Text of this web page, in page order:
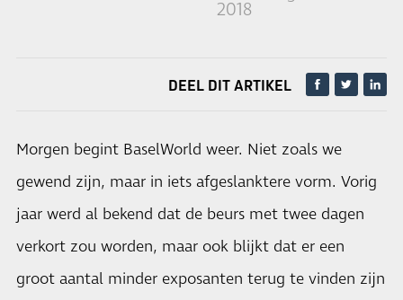
2018
DEEL DIT ARTIKEL
Morgen begint BaselWorld weer. Niet zoals we
gewend zijn, maar in iets afgeslanktere vorm. Vorig
jaar werd al bekend dat de beurs met twee dagen
verkort zou worden, maar ook blijkt dat er een
groot aantal minder exposanten terug te vinden zijn